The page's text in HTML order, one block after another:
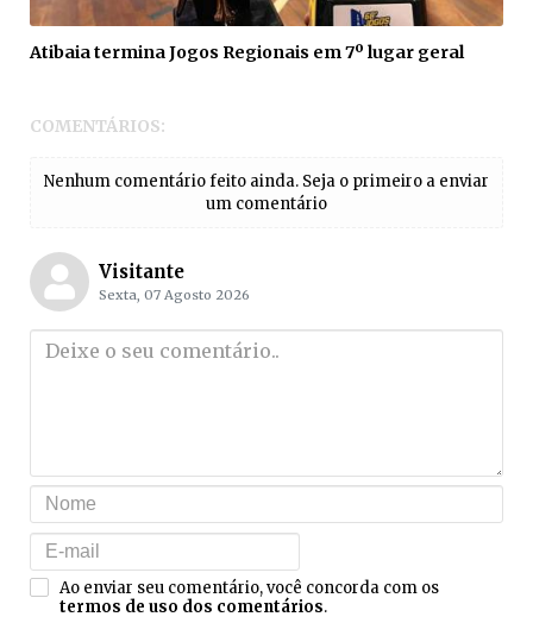
Atibaia termina Jogos Regionais em 7º lugar geral
COMENTÁRIOS:
Nenhum comentário feito ainda. Seja o primeiro a enviar
um comentário
Visitante
Sexta, 07 Agosto 2026
Ao enviar seu comentário, você concorda com os
termos de uso dos comentários.